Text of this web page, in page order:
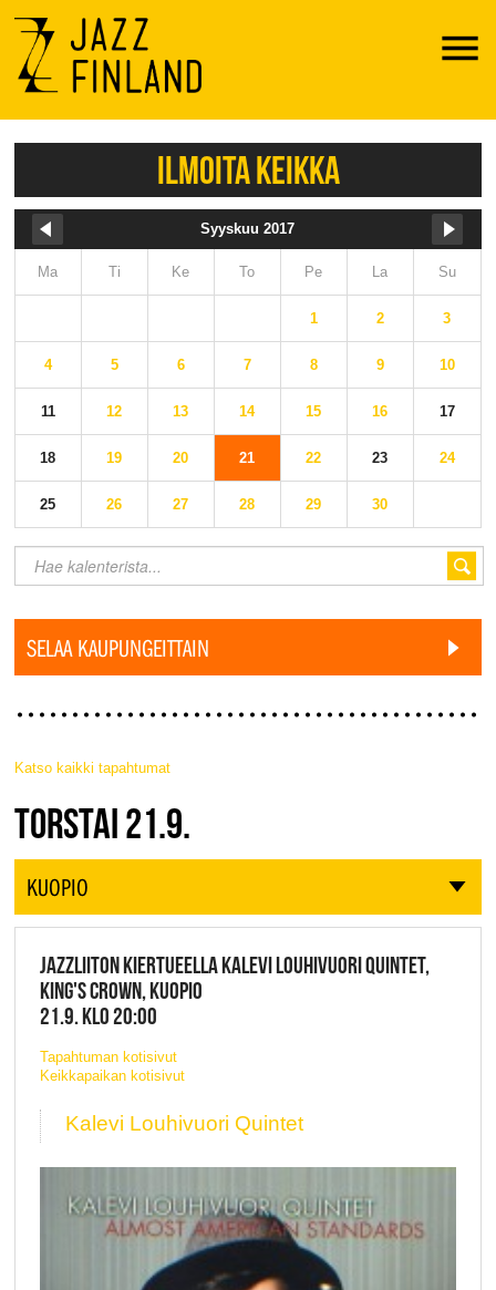
Menu
ILMOITA KEIKKA
Syyskuu 2017
Ma Ti Ke To Pe La Su
1 2 3
4 5 6 7 8 9 10
11 12 13 14 15 16 17
18 19 20 21 22 23 24
25 26 27 28 29 30
SELAA KAUPUNGEITTAIN
Katso kaikki tapahtumat
JAZZ FINLAND LIVE
TORSTAI 21.9.
KUOPIO
JAZZLIITON KIERTUEELLA KALEVI LOUHIVUORI QUINTET,
KING'S CROWN, KUOPIO
21.9. KLO 20:00
Tapahtuman kotisivut
Keikkapaikan kotisivut
Kalevi Louhivuori Quintet